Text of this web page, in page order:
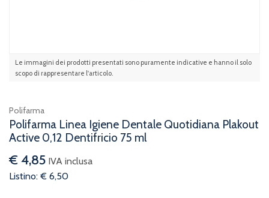
Le immagini dei prodotti presentati sono puramente indicative e hanno il solo
scopo di rappresentare l'articolo.
Polifarma
Polifarma Linea Igiene Dentale Quotidiana Plakout
Active 0,12 Dentifricio 75 ml
€ 4,85 IVA inclusa
Listino: € 6,50